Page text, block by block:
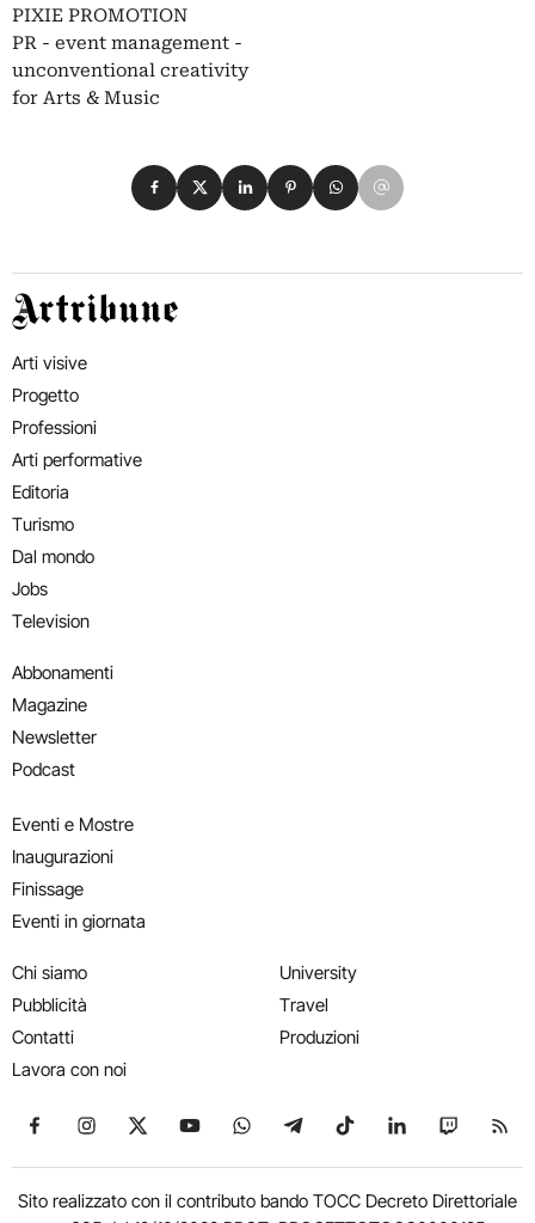
PIXIE PROMOTION
PR - event management -
unconventional creativity
for Arts & Music
Condividi su Facebook
Condividi su X
Condividi su LinkedIn
Condividi su Pinterest
Condividi su WhatsApp
Condividi su Email
Artribune
Arti visive
Progetto
Professioni
Arti performative
Editoria
Turismo
Dal mondo
Jobs
Television
Abbonamenti
Magazine
Newsletter
Podcast
Eventi e Mostre
Inaugurazioni
Finissage
Eventi in giornata
Chi siamo
Pubblicità
Contatti
Lavora con noi
University
Travel
Produzioni
Seguici su Facebook
Seguici su Instagram
Seguici su X
Seguici su YouTube
Seguici su WhatsApp
Seguici su Telegram
Seguici su TikTok
Seguici su
Seguici
Sito realizzato con il contributo bando TOCC Decreto Direttoriale